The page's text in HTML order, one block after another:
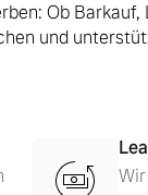
Ob
und